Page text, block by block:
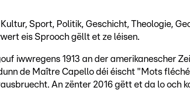
Sport, Politik, Geschicht, Theologie,
eis Sprooch gëllt et ze léisen.
iwwregens 1913 an der amerikanescher
de Maître Capello déi éischt "Mots
An zënter 2016 gëtt et da lo och